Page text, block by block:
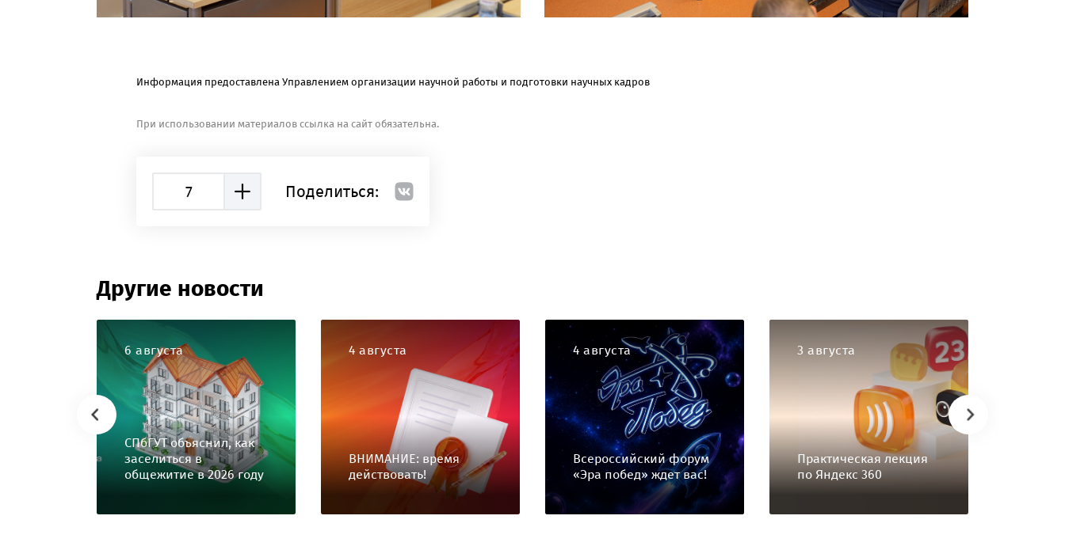
Информация предоставлена Управлением организации научной работы и подготовки научных кадров
При использовании материалов ссылка на сайт обязательна.
7 Поделиться:
Другие новости
6 августа
СПбГУТ объяснил, как
заселиться в
общежитие в 2026 году
4 августа
ВНИМАНИЕ: время
действовать!
4 августа
Всероссийский форум
«Эра побед» ждет вас!
3 августа
Практическая лекция
по Яндекс 360